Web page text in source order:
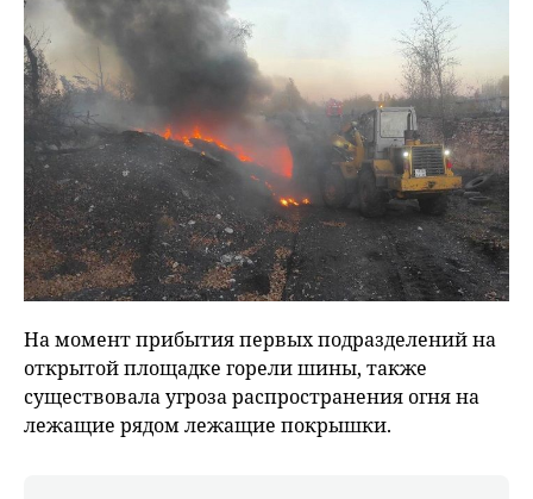
На момент прибытия первых подразделений на
открытой площадке горели шины, также
существовала угроза распространения огня на
лежащие рядом лежащие покрышки.